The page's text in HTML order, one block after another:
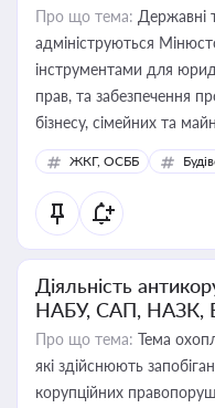
Про що тема: Державні
адмініструються
інструментами для
прав, та забезпечення
бізнесу, сімейних та
ЖКГ, ОСББ
Діяльність
НАБУ, САП, НАЗК,
Про що тема: Тема
які здійснюють
корупційних